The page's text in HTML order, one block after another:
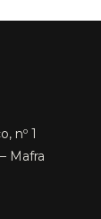
nº 1
Mafra